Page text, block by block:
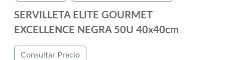
SERVILLETA ELITE GOURMET
EXCELLENCE NEGRA 50U 40x40cm
Consultar Precio